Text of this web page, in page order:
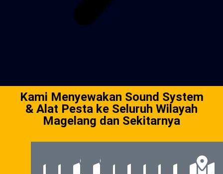
Kami Menyewakan Sound System
& Alat Pesta ke Seluruh Wilayah
Magelang dan Sekitarnya